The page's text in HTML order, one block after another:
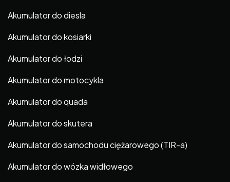
Akumulator do diesla
Akumulator do kosiarki
Akumulator do łodzi
Akumulator do motocykla
Akumulator do quada
Akumulator do skutera
Akumulator do samochodu ciężarowego (TIR-a)
Akumulator do wózka widłowego